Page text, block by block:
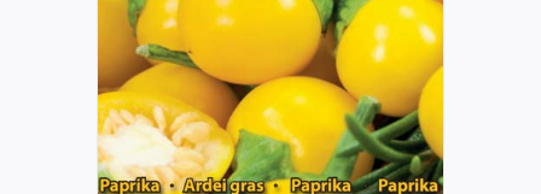
RÉSZLETEK